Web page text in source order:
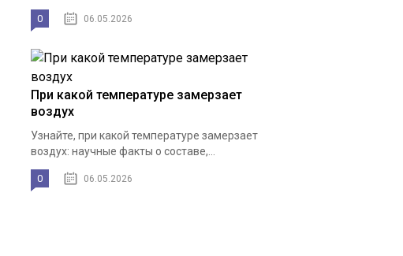
0 06.05.2026
При какой температуре замерзает
воздух
Узнайте, при какой температуре замерзает
воздух: научные факты о составе,...
0 06.05.2026